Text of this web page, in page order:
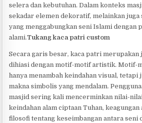
selera dan kebutuhan. Dalam konteks
sekadar elemen dekoratif, melainkan
yang menggabungkan seni Islami dengan
alami.Tukang kaca patri custom
Secara garis besar, kaca patri merupakan
dihiasi dengan motif-motif artistik. Motif-
hanya menambah keindahan visual, tetapi
makna simbolis yang mendalam.
masjid sering kali mencerminkan nilai-
keindahan alam ciptaan Tuhan,
filosofi tentang keseimbangan antara seni